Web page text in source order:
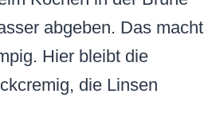
abgeben. Das macht
Hier bleibt die
die Linsen